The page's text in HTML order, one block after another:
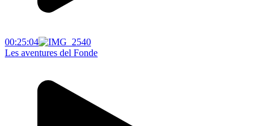
00:25:04
Les aventures del Fonde